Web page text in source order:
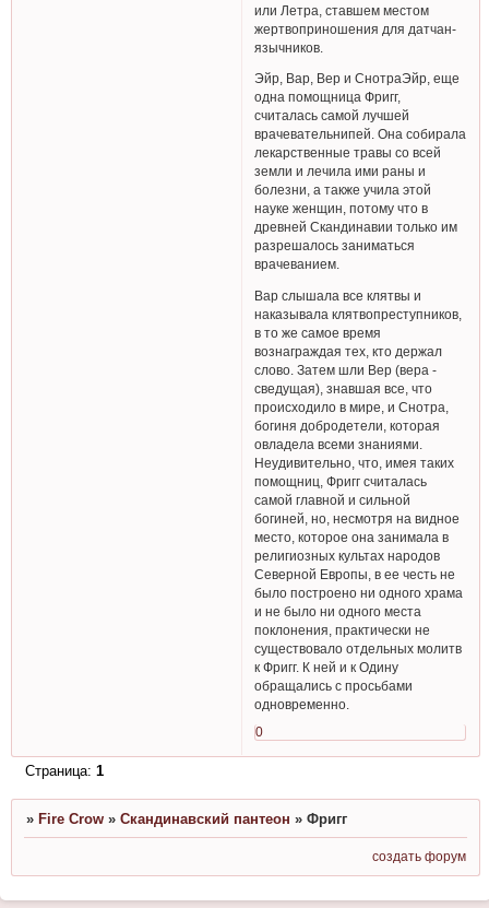
или Летра, ставшем местом
жертвоприношения для датчан-
язычников.
Эйр, Вар, Вер и СнотраЭйр, еще
одна помощница Фригг,
считалась самой лучшей
врачевательнипей. Она собирала
лекарственные травы со всей
земли и лечила ими раны и
болезни, а также учила этой
науке женщин, потому что в
древней Скандинавии только им
разрешалось заниматься
врачеванием.
Вар слышала все клятвы и
наказывала клятвопреступников,
в то же самое время
вознаграждая тех, кто держал
слово. Затем шли Вер (вера -
сведущая), знавшая все, что
происходило в мире, и Снотра,
богиня добродетели, которая
овладела всеми знаниями.
Неудивительно, что, имея таких
помощниц, Фригг считалась
самой главной и сильной
богиней, но, несмотря на видное
место, которое она занимала в
религиозных культах народов
Северной Европы, в ее честь не
было построено ни одного храма
и не было ни одного места
поклонения, практически не
существовало отдельных молитв
к Фригг. К ней и к Одину
обращались с просьбами
одновременно.
0
Страница: 1
» Fire Crow » Скандинавский пантеон » Фригг
создать форум